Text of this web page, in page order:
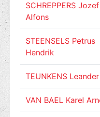
SCHREPPERS Jozef
Alfons
STEENSELS Petrus
Hendrik
TEUNKENS Leander
VAN BAEL Karel